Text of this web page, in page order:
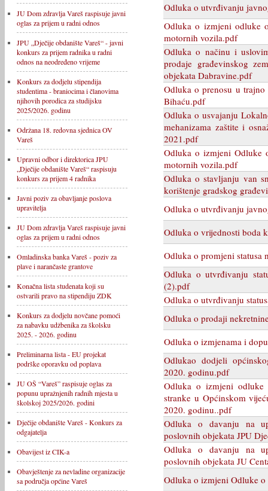
JU Dom zdravlja Vareš raspisuje javni
oglas za prijem u radni odnos
JPU „Dječije obdanište Vareš“ - javni
konkurs za prijem radnika u radni
odnos na neodređeno vrijeme
Konkurs za dodjelu stipendija
studentima - braniocima i članovima
njihovih porodica za studijsku
2025/2026. godinu
Održana 18. redovna sjednica OV
Vareš
Upravni odbor i direktorica JPU
„Dječije obdanište Vareš“ raspisuju
konkurs za prijem 4 radnika
Javni poziv za obavljanje poslova
upravitelja
JU Dom zdravlja Vareš raspisuje javni
oglas za prijem u radni odnos
Omladinska banka Vareš - poziv za
plave i narančaste grantove
Konačna lista studenata koji su
ostvarili pravo na stipendiju ZDK
Konkurs za dodjelu novčane pomoći
za nabavku udžbenika za školsku
2025. - 2026. godinu
Preliminarna lista - EU projekat
podrške oporavku od poplava
JU OŠ “Vareš” raspisuje oglas za
popunu upražnjenih radnih mjesta u
školskoj 2025/2026. godini
Dječije obdanište Vareš - Konkurs za
odgajatelja
Obavijest iz CIK-a
Obavještenje za nevladine organizacije
sa područja općine Vareš
Odluka o utvrđivanju
Odluka o izmjeni odluke
motornih vozila.pdf
Odluka o načinu i
prodaje građevinskog
objekata Dabravine.pdf
Odluka o prenosu u
Bihaću.pdf
Odluka o usvajanju
mehanizama zaštite i
2021.pdf
Odluka o izmjeni Odluke
motornih vozila.pdf
Odluka o stavljanju van
korištenje gradskog
Odluka o utvrđivanju
Odluka o vrijednosti boda
Odluka o promjeni statusa
Odluka o utvrđivanju
(2).pdf
Odluka o utvrđivanju
Odluka o prodaji
Odluka o izmjenama i
Odlukao dodjeli
2020. godinu.pdf
Odluka o izmjeni odluke
stranke u Općinskom
2020. godinu..pdf
Odluka o davanju na
poslovnih objekata JPU
Odluka o davanju na
poslovnih objekata JU
Odluka o izmjeni Odluke